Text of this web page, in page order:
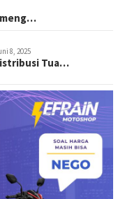
8, 2025
Tua…